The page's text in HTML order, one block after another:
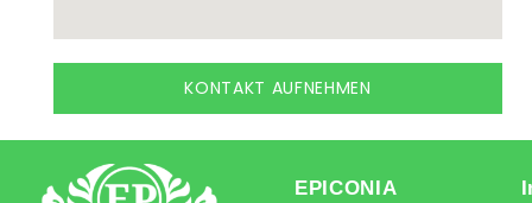
KONTAKT AUFNEHMEN
EPICONIA